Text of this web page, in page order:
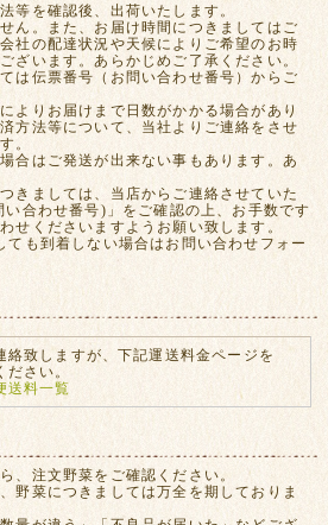
等を確認後、出荷いたします。
ん。また、お届け時間につきましてはご
社の配達状況や天候によりご希望のお時
ざいます。あらかじめご了承ください。
は伝票番号（お問い合わせ番号）からご
よりお届けまで日数がかかる場合があり
方法等について、当社よりご連絡をさせ
。
合はご発送が出来ない事もあります。あ
きましては、当店からご連絡させていた
合わせ番号)」をご確認の上、お手数です
せくださいますようお願い致します。
ても到着しない場合はお問い合わせフォー
絡致しますが、下記運送料金ページを
ださい。
送料一覧
、注文野菜をご確認ください。
野菜につきましては万全を期しておりま